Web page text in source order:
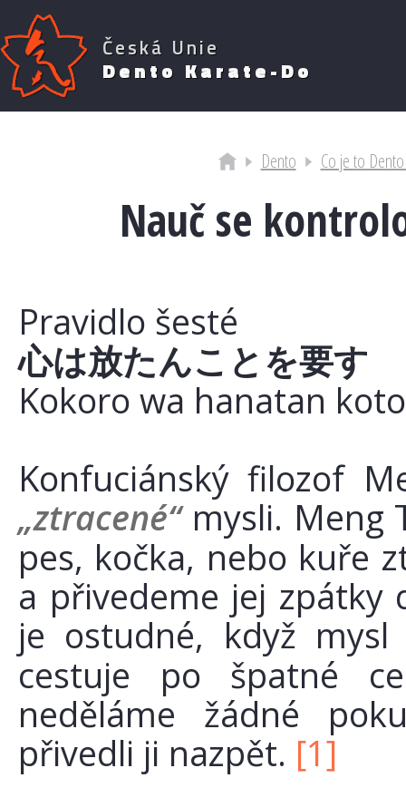
Česká Unie
Dento Karate-Do
Dento Co je to
Nauč se
Pravidlo šesté
心は放たんことを要す
Kokoro wa hanatan
Konfuciánský filozof
„ztracené“mysli. Meng
pes, kočka, nebo kuře
a přivedeme jej zpátky
je ostudné, když
cestuje po špatné
neděláme žádné
přivedli ji nazpět. [1]